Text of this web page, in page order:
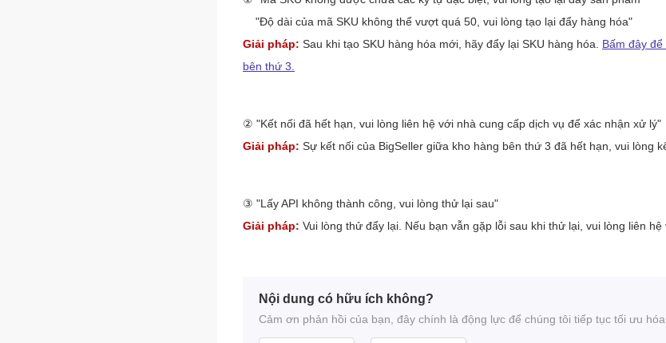
Nội dung có hữu ích không?
Cảm ơn phản hồi của bạn, đây chính là động lực để chúng tôi tiếp tục tối ưu hóa